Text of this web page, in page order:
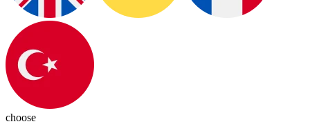
choose